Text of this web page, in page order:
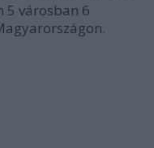
5 városban 6